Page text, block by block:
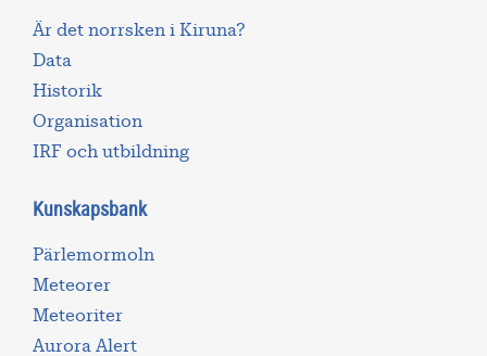
Är det norrsken i Kiruna?
Data
Historik
Organisation
IRF och utbildning
Kunskapsbank
Pärlemormoln
Meteorer
Meteoriter
Aurora Alert